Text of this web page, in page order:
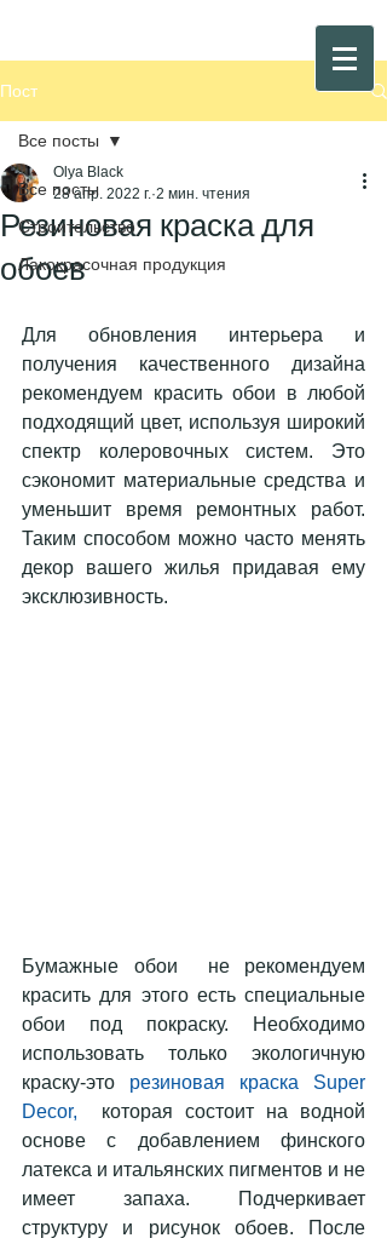
Пост
Все посты
Строительство
Лакокрасочная продукция
Все посты
Резиновая краска для
обоев
Olya Black
28 апр. 2022 г. 2 мин. чтения
Для обновления интерьера и
получения качественного дизайна
рекомендуем красить обои в любой
подходящий цвет, используя широкий
спектр колеровочных систем. Это
сэкономит материальные средства и
уменьшит время ремонтных работ.
Таким способом можно часто менять
декор вашего жилья придавая ему
эксклюзивность.
Бумажные обои  не рекомендуем
красить для этого есть специальные
обои под покраску. Необходимо
использовать только экологичную
краску-это
резиновая краска Super
Decor,
  которая состоит на водной
основе с добавлением финского
латекса и итальянских пигментов и не
имеет запаха. Подчеркивает
структуру и рисунок обоев. После